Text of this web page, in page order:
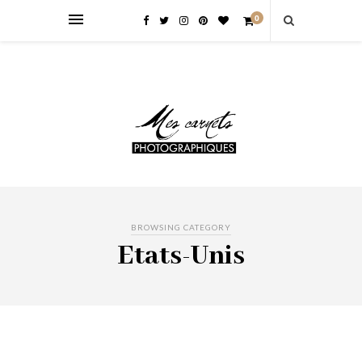
0
BROWSING CATEGORY
Etats-Unis